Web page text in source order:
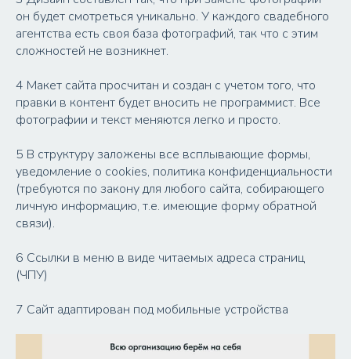
он будет смотреться уникально. У каждого свадебного
агентства есть своя база фотографий, так что с этим
сложностей не возникнет.
4 Макет сайта просчитан и создан с учетом того, что
правки в контент будет вносить не программист. Все
фотографии и текст меняются легко и просто.
5 В структуру заложены все всплывающие формы,
уведомление о cookies, политика конфиденциальности
(требуются по закону для любого сайта, собирающего
личную информацию, т.е. имеющие форму обратной
связи).
6 Ссылки в меню в виде читаемых адреса страниц
(ЧПУ)
7 Сайт адаптирован под мобильные устройства